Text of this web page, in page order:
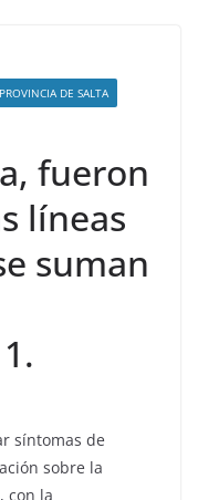
DE SALTA
fueron
líneas
suman
síntomas de
sobre la
con la